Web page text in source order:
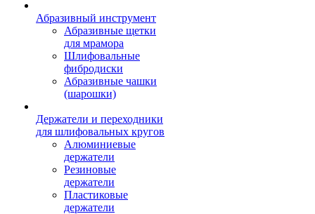
Абразивный инструмент
Абразивные щетки
для мрамора
Шлифовальные
фибродиски
Абразивные чашки
(шарошки)
Держатели и переходники
для шлифовальных кругов
Алюминиевые
держатели
Резиновые
держатели
Пластиковые
держатели